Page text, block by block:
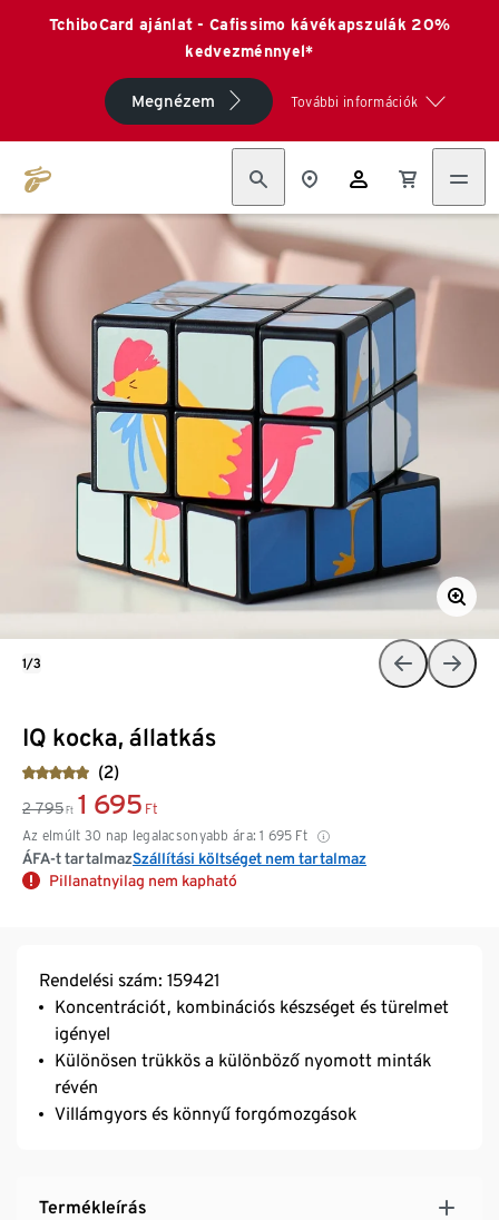
TchiboCard ajánlat - Cafissimo kávékapszulák 20%
kedvezménnyel*
Megnézem További információk
IQ kocka, állatkás
(2)
2 795 Ft 1 695 Ft
Az elmúlt 30 nap legalacsonyabb ára: 1 695 Ft
ÁFA-t tartalmazSzállítási költséget nem tartalmaz
Pillanatnyilag nem kapható
1/3
Rendelési szám: 159421
Koncentrációt, kombinációs készséget és türelmet
igényel
Különösen trükkös a különböző nyomott minták
révén
Villámgyors és könnyű forgómozgások
Termékleírás